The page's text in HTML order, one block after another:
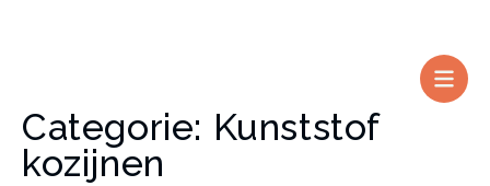
Categorie: Kunststof
kozijnen